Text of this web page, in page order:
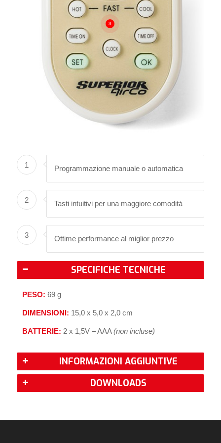
3
1 Programmazione manuale o automatica
2 Tasti intuitivi per una maggiore comodità
3 Ottime performance al miglior prezzo
SPECIFICHE TECNICHE
PESO: 69 g
DIMENSIONI: 15,0 x 5,0 x 2,0 cm
BATTERIE: 2 x 1,5V – AAA(non incluse)
INFORMAZIONI AGGIUNTIVE
DOWNLOADS